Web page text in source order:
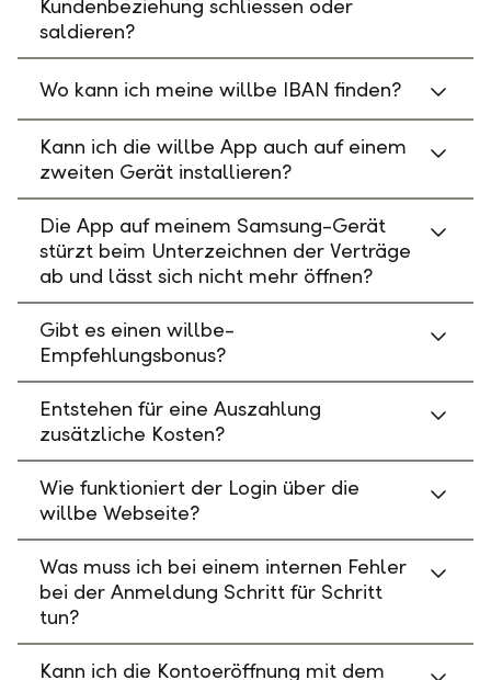
Kundenbeziehung schliessen oder
saldieren?
Wo kann ich meine willbe IBAN finden?
Kann ich die willbe App auch auf einem
zweiten Gerät installieren?
Die App auf meinem Samsung-Gerät
stürzt beim Unterzeichnen der Verträge
ab und lässt sich nicht mehr öffnen?
Gibt es einen willbe-
Empfehlungsbonus?
Entstehen für eine Auszahlung
zusätzliche Kosten?
Wie funktioniert der Login über die
willbe Webseite?
Was muss ich bei einem internen Fehler
bei der Anmeldung Schritt für Schritt
tun?
Kann ich die Kontoeröffnung mit dem